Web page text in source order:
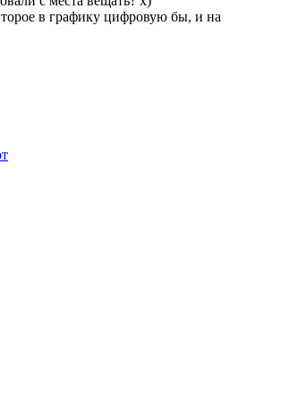
с места вещать? х)
в графику цифровую бы, и на